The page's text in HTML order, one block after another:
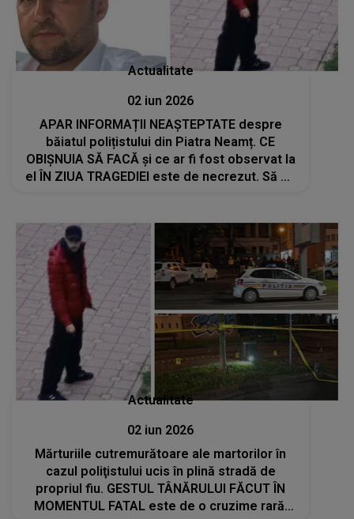
Actualitate
02 iun 2026
APAR INFORMAȚII NEAȘTEPTATE despre
băiatul polițistului din Piatra Neamț. CE
OBIȘNUIA SĂ FACĂ și ce ar fi fost observat la
el ÎN ZIUA TRAGEDIEI este de necrezut. Să fie
Actualitate
02 iun 2026
Mărturiile cutremurătoare ale martorilor în
cazul poliţistului ucis în plină stradă de
propriul fiu. GESTUL TÂNĂRULUI FĂCUT ÎN
MOMENTUL FATAL este de o cruzime rară.